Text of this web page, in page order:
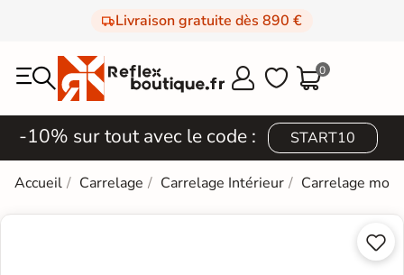
Livraison gratuite dès 890 €
  0
-10% sur tout avec le code : START10
Accueil Carrelage Carrelage Intérieur Carrelage

